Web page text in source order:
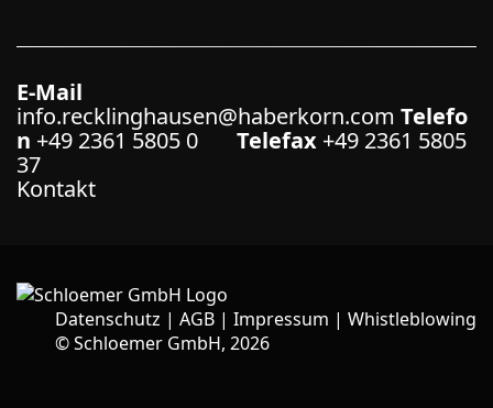
E-Mail
info.recklinghausen@haberkorn.com Telefo
n +49 2361 5805 0 Telefax +49 2361 5805
37
Kontakt
Datenschutz | AGB | Impressum | Whistleblowing
©Schloemer GmbH, 2026